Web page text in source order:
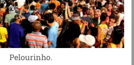
Pelourinho.